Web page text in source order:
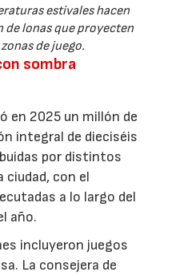
estivales hacen
lonas que proyecten
de juego.
sombra
en 2025 un millón de
integral de dieciséis
por distintos
con el
a lo largo del
año.
incluyeron juegos
La consejera de